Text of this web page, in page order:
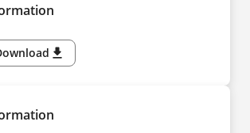
download